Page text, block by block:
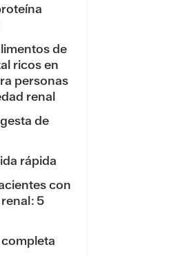
de
ricos en
personas
renal
de
rápida
con
5